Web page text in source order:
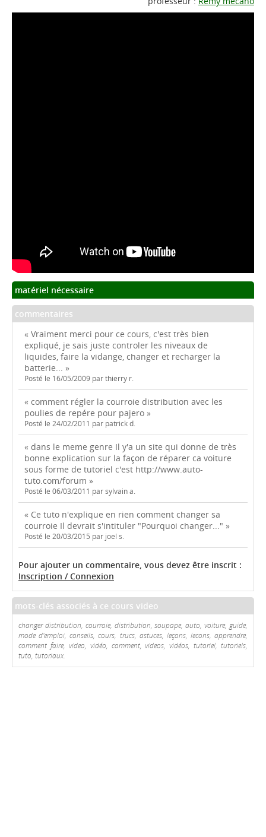
matériel nécessaire
commentaires
« Vraiment merci pour ce cours, c'est très bien
expliqué, je sais juste controler les niveaux de
liquides, faire la vidange, changer et recharger la
batterie... »
Posté le 16/05/2009 par thierry r.
« comment régler la courroie distribution avec les
poulies de repére pour pajero »
Posté le 24/02/2011 par patrick d.
« dans le meme genre Il y'a un site qui donne de très
bonne explication sur la façon de réparer ca voiture
sous forme de tutoriel c'est http://www.auto-
tuto.com/forum »
Posté le 06/03/2011 par sylvain a.
« Ce tuto n'explique en rien comment changer sa
courroie Il devrait s'intituler "Pourquoi changer..." »
Posté le 20/03/2015 par joel s.
Pour ajouter un commentaire, vous devez être inscrit :
Inscription / Connexion
mots-clés associés à ce cours video
changer distribution, courroie, distribution, soupape, auto, voiture, guide,
mode d'emploi, conseils, cours, trucs, astuces, leçons, lecons, apprendre,
comment faire, video, vidéo, comment, videos, vidéos, tutoriel, tutoriels,
tuto, tutoriaux.